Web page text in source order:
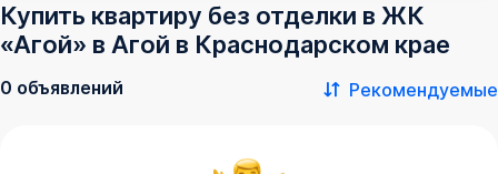
Купить квартиру без отделки в ЖК
«Агой» в Агой в Краснодарском крае
0 объявлений Рекомендуемые